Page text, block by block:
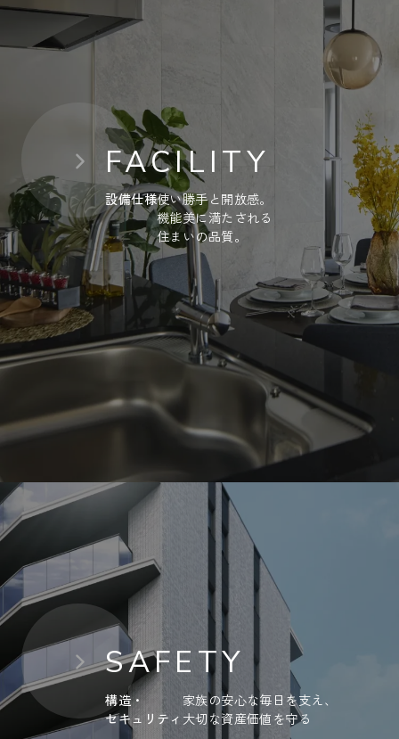
FACILITY
設備仕様使い勝手と開放感。
機能美に満たされる
住まいの品質。
SAFETY
構造・
セキュリティ
家族の安心な毎日を支え、
大切な資産価値を守る